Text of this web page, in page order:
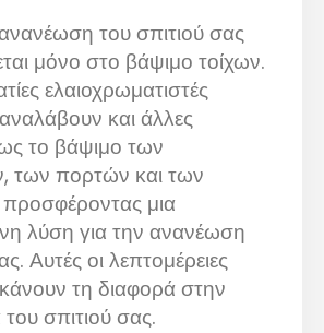
του σπιτιού σας
μόνο στο βάψιμο τοίχων.
ελαιοχρωματιστές
και άλλες
το βάψιμο των
των πορτών και των
μια
λύση για την ανανέωση
Αυτές οι λεπτομέρειες
τη διαφορά στην
του σπιτιού σας.